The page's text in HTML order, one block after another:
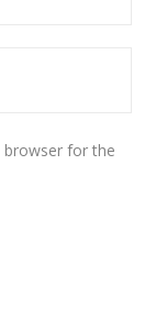
browser for the